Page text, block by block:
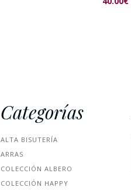
Categorías
ALTA BISUTERÍA
ARRAS
COLECCIÓN ALBERO
COLECCIÓN HAPPY